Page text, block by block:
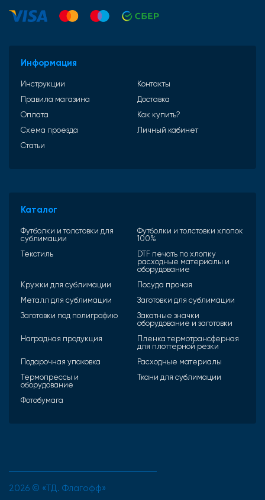
Информация
Инструкции
Контакты
Правила магазина
Доставка
Оплата
Как купить?
Схема проезда
Личный кабинет
Статьи
Каталог
Футболки и толстовки для
сублимации
Футболки и толстовки хлопок
100%
Текстиль
DTF печать по хлопку
расходные материалы и
оборудование
Кружки для сублимации
Посуда прочая
Металл для сублимации
Заготовки для сублимации
Заготовки под полиграфию
Закатные значки
оборудование и заготовки
Наградная продукция
Пленка термотрансферная
для плоттерной резки
Подарочная упаковка
Расходные материалы
Термопрессы и
оборудование
Ткани для сублимации
Фотобумага
2026 © «ТД. Флагофф»